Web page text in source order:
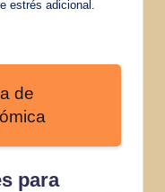
estrés adicional.
de
para